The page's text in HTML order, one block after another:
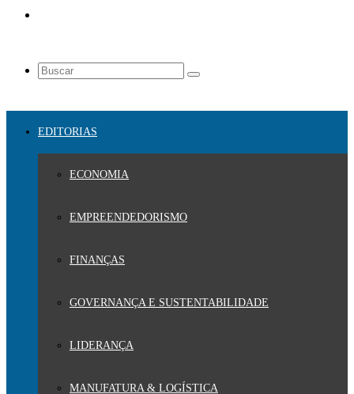
EDITORIAS
ECONOMIA
EMPREENDEDORISMO
FINANÇAS
GOVERNANÇA E SUSTENTABILIDADE
LIDERANÇA
MANUFATURA & LOGÍSTICA